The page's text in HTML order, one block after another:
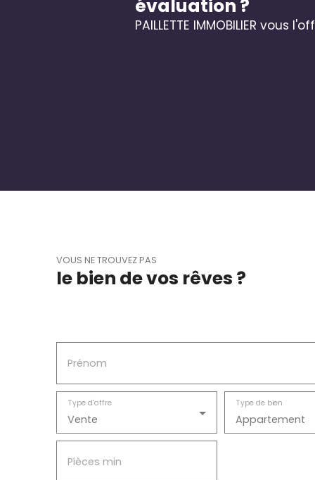
évaluation ?
PAILLETTE IMMOBILIER vous
VOUS NE TROUVEZ PAS
le bien de vos rêves ?
Prénom
Vente
Type d'offre
Appartement
Type de bien
Pièces min